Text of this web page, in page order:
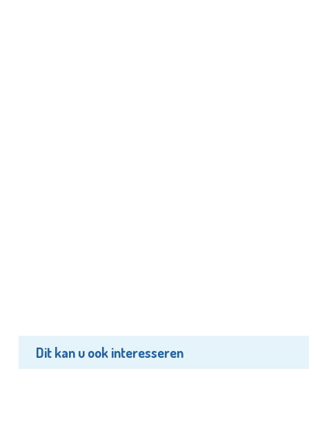
Dit kan u ook interesseren